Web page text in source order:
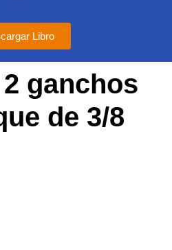
Libro
ganchos
de 3/8